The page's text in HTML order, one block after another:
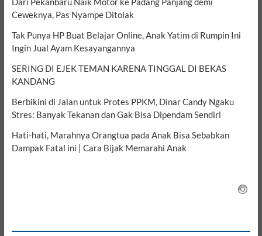
Ceweknya, Pas Nyampe Ditolak
Tak Punya HP Buat Belajar Online, Anak Yatim di Rumpin Ini
Ingin Jual Ayam Kesayangannya
SERING DI EJEK TEMAN KARENA TINGGAL DI BEKAS
KANDANG
Berbikini di Jalan untuk Protes PPKM, Dinar Candy Ngaku
Stres: Banyak Tekanan dan Gak Bisa Dipendam Sendiri
Hati-hati, Marahnya Orangtua pada Anak Bisa Sebabkan
Dampak Fatal ini | Cara Bijak Memarahi Anak